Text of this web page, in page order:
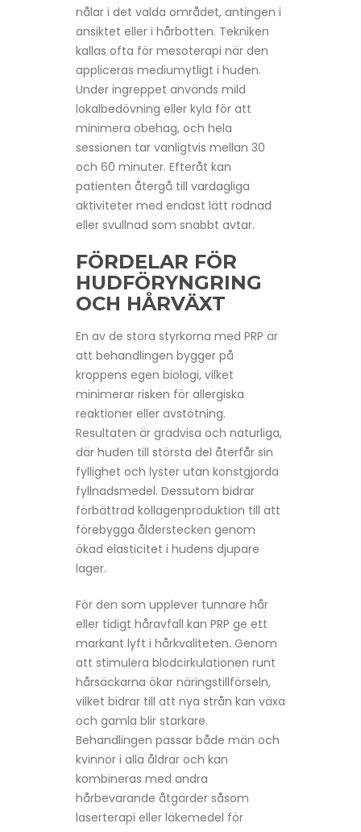
nålar i det valda området, antingen i
ansiktet eller i hårbotten. Tekniken
kallas ofta för mesoterapi när den
appliceras mediumytligt i huden.
Under ingreppet används mild
lokalbedövning eller kyla för att
minimera obehag, och hela
sessionen tar vanligtvis mellan 30
och 60 minuter. Efteråt kan
patienten återgå till vardagliga
aktiviteter med endast lätt rodnad
eller svullnad som snabbt avtar.
FÖRDELAR FÖR
HUDFÖRYNGRING
OCH HÅRVÄXT
En av de stora styrkorna med PRP är
att behandlingen bygger på
kroppens egen biologi, vilket
minimerar risken för allergiska
reaktioner eller avstötning.
Resultaten är gradvisa och naturliga,
där huden till största del återfår sin
fyllighet och lyster utan konstgjorda
fyllnadsmedel. Dessutom bidrar
förbättrad kollagenproduktion till att
förebygga ålderstecken genom
ökad elasticitet i hudens djupare
lager.
För den som upplever tunnare hår
eller tidigt håravfall kan PRP ge ett
markant lyft i hårkvaliteten. Genom
att stimulera blodcirkulationen runt
hårsäckarna ökar näringstillförseln,
vilket bidrar till att nya strån kan växa
och gamla blir starkare.
Behandlingen passar både män och
kvinnor i alla åldrar och kan
kombineras med andra
hårbevarande åtgärder såsom
laserterapi eller läkemedel för